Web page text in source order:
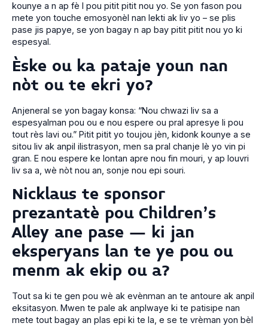
kounye a n ap fè l pou pitit pitit nou yo. Se yon fason pou
mete yon touche emosyonèl nan lekti ak liv yo – se plis
pase jis papye, se yon bagay n ap bay pitit pitit nou yo ki
espesyal.
Èske ou ka pataje youn nan
nòt ou te ekri yo?
Anjeneral se yon bagay konsa: “Nou chwazi liv sa a
espesyalman pou ou e nou espere ou pral apresye li pou
tout rès lavi ou.” Pitit pitit yo toujou jèn, kidonk kounye a se
sitou liv ak anpil ilistrasyon, men sa pral chanje lè yo vin pi
gran. E nou espere ke lontan apre nou fin mouri, y ap louvri
liv sa a, wè nòt nou an, sonje nou epi souri.
Nicklaus te sponsor
prezantatè pou Children's
Alley ane pase – ki jan
eksperyans lan te ye pou ou
menm ak ekip ou a?
Tout sa ki te gen pou wè ak evènman an te antoure ak anpil
eksitasyon. Mwen te pale ak anplwaye ki te patisipe nan
mete tout bagay an plas epi ki te la, e se te vrèman yon bèl